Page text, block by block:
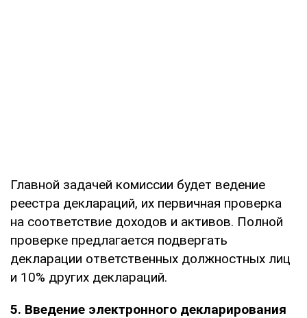
Главной задачей комиссии будет ведение
реестра деклараций, их первичная проверка
на соответствие доходов и активов. Полной
проверке предлагается подвергать
декларации ответственных должностных лиц
и 10% других деклараций.
5. Введение электронного декларирования